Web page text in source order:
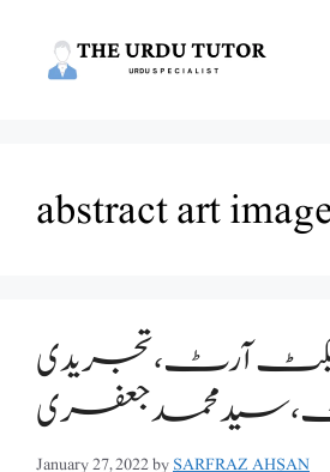
abstract art
آرٹ،تجریدی
محمد جعفری
January 27, 2022bySARFRAZ AHSAN